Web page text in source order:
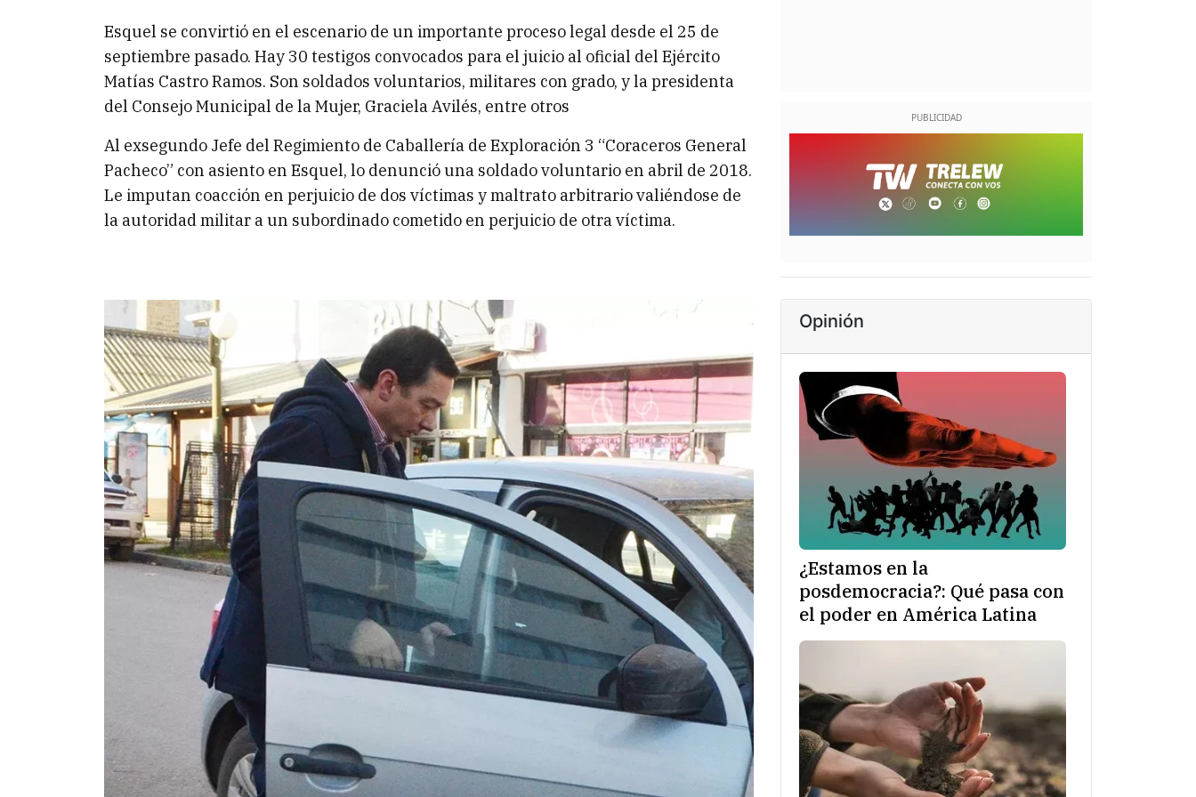
Esquel se convirtió en el escenario de un importante proceso legal desde el 25 de
septiembre pasado. Hay 30 testigos convocados para el juicio al oficial del Ejército
Matías Castro Ramos. Son soldados voluntarios, militares con grado, y la presidenta
del Consejo Municipal de la Mujer, Graciela Avilés, entre otros
Al exsegundo Jefe del Regimiento de Caballería de Exploración 3 “Coraceros General
Pacheco” con asiento en Esquel, lo denunció una soldado voluntario en abril de 2018.
Le imputan coacción en perjuicio de dos víctimas y maltrato arbitrario valiéndose de
la autoridad militar a un subordinado cometido en perjuicio de otra víctima.
Opinión
¿Estamos en la
posdemocracia?: Qué pasa con
el poder en América Latina